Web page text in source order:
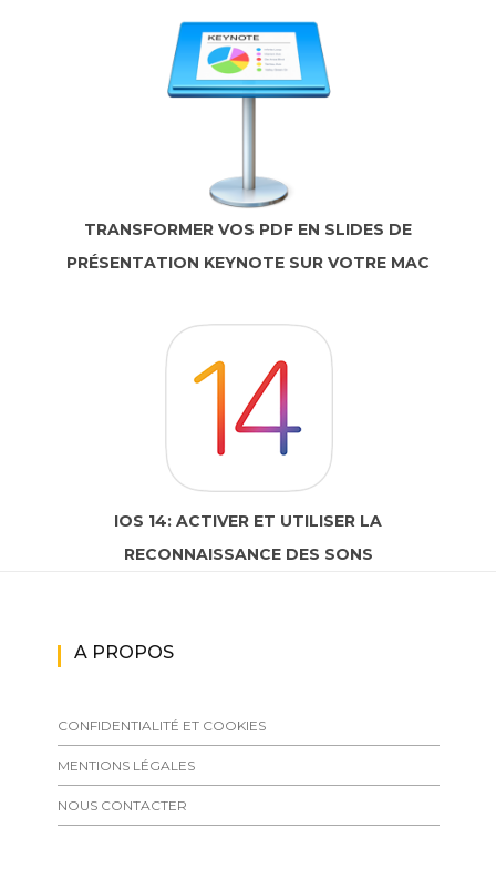
TRANSFORMER VOS PDF EN SLIDES DE
PRÉSENTATION KEYNOTE SUR VOTRE MAC
IOS 14: ACTIVER ET UTILISER LA
RECONNAISSANCE DES SONS
A PROPOS
CONFIDENTIALITÉ ET COOKIES
MENTIONS LÉGALES
NOUS CONTACTER